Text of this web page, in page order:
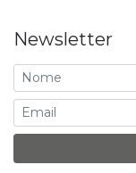
Newsletter